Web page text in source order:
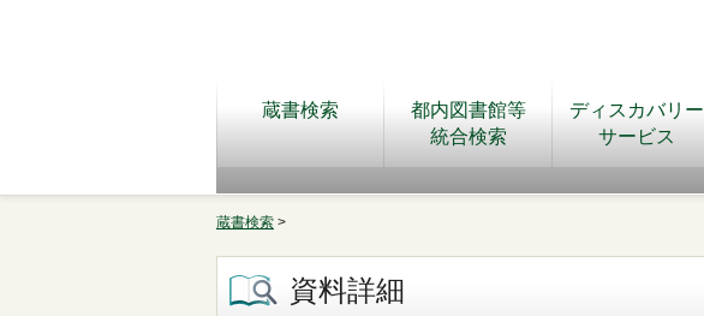
蔵書検索
都内図書館等
統合検索
ディスカバリー
サービス
蔵書検索 >
資料詳細